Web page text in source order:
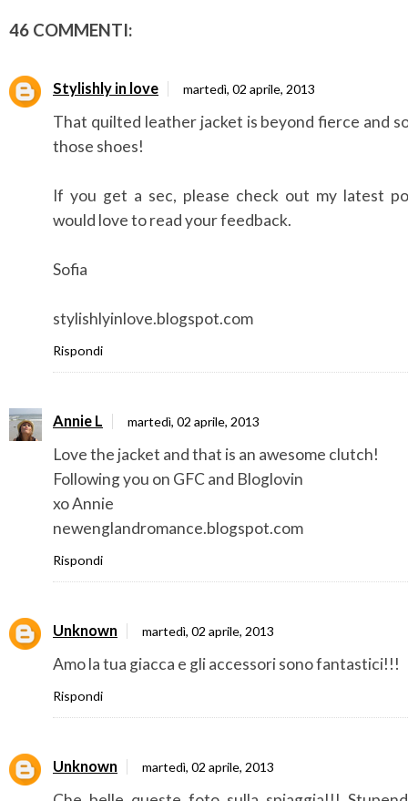
46 COMMENTI:
Stylishly in love martedì, 02 aprile, 2013
That quilted leather jacket is beyond fierce and
those shoes!
If you get a sec, please check out my latest
would love to read your feedback.
Sofia
stylishlyinlove.blogspot.com
Rispondi
Annie L martedì, 02 aprile, 2013
Love the jacket and that is an awesome clutch!
Following you on GFC and Bloglovin
xo Annie
newenglandromance.blogspot.com
Rispondi
Unknown martedì, 02 aprile, 2013
Amo la tua giacca e gli accessori sono fantastici!!!
Rispondi
Unknown martedì, 02 aprile, 2013